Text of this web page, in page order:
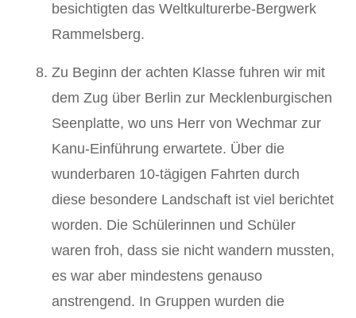
besichtigten das Weltkulturerbe-Bergwerk
Rammelsberg.
Zu Beginn der achten Klasse fuhren wir mit
dem Zug über Berlin zur Mecklenburgischen
Seenplatte, wo uns Herr von Wechmar zur
Kanu-Einführung erwartete. Über die
wunderbaren 10-tägigen Fahrten durch
diese besondere Landschaft ist viel berichtet
worden. Die Schülerinnen und Schüler
waren froh, dass sie nicht wandern mussten,
es war aber mindestens genauso
anstrengend. In Gruppen wurden die